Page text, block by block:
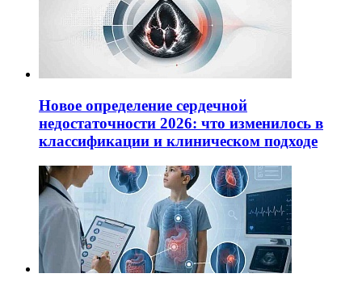
Новое определение сердечной
недостаточности 2026: что изменилось в
классификации и клиническом подходе